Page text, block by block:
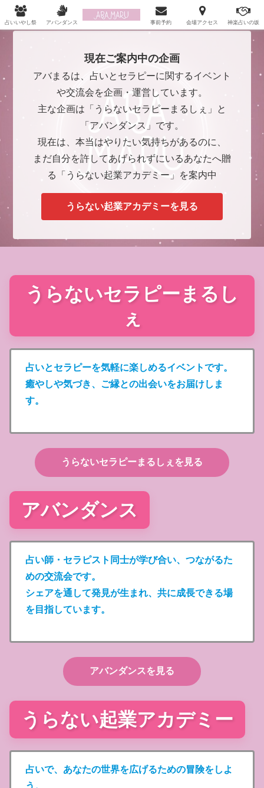
自分を許してあげられるあなたに…「うらない起業アカデミー」
現在ご案内中の企画
アバまるは、占いとセラピーに関するイベント
や交流会を企画・運営しています。
主な企画は「うらないセラピーまるしぇ」と
「アバンダンス」です。
現在は、本当はやりたい気持ちがあるのに、
まだ自分を許してあげられずにいるあなたへ贈
る「うらない起業アカデミー」を案内中
うらない起業アカデミーを見る
うらないセラピーまるし
ぇ
占いとセラピーを気軽に楽しめるイベントです。
癒やしや気づき、ご縁との出会いをお届けしま
す。
うらないセラピーまるしぇを 見る
アバンダンス
占い師・セラピスト同士が学び合い、つながるた
めの交流会です。
シェアを通して発見が生まれ、共に成長できる場
を目指しています。
アバンダンスを見る
うらない起業アカデミー
占いで、あなたの世界を広げるための冒険をしよ
う。
占いいやし祭 アバンダンス 事前予約 会場アクセス 神楽占いの坂